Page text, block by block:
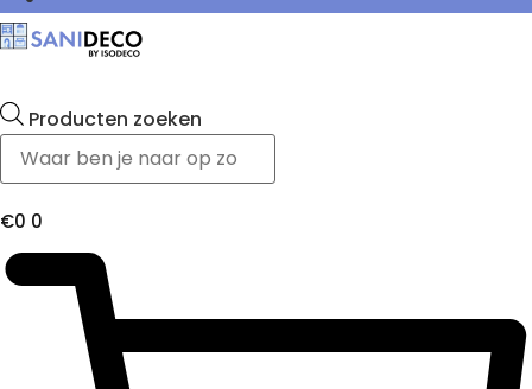
Producten zoeken
€0 0